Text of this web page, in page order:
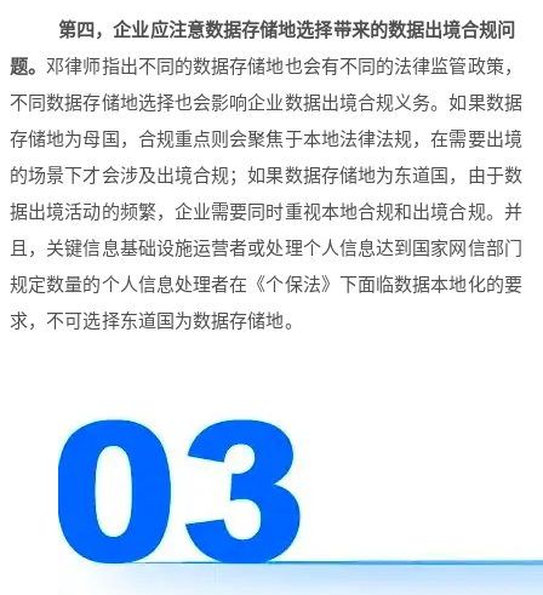
第四，企业应注意数据存储地选择带来的数据出境合规问
题。 邓律师指出不同的数据存储地也会有不同的法律监管政策，
不同数据存储地选择也会影响企业数据出境合规义务。如果数据
存储地为母国，合规重点则会聚焦于本地法律法规，在需要出境
的场景下才会涉及出境合规；如果数据存储地为东道国，由于数
据出境活动的频繁，企业需要同时重视本地合规和出境合规。并
且，关键信息基础设施运营者或处理个人信息达到国家网信部门
规定数量的个人信息处理者在《个保法》下面临数据本地化的要
求，不可选择东道国为数据存储地。